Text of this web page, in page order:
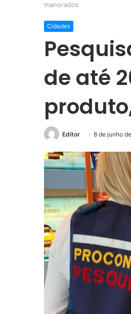
manorados
Cidades
de até
Editor 8 de junho